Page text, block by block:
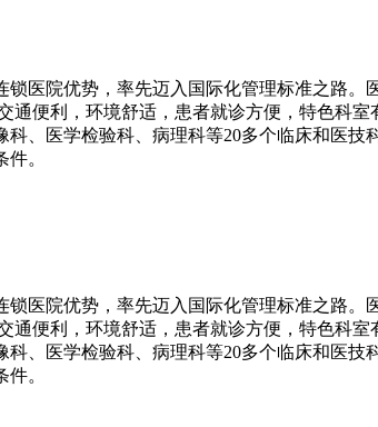
医院优势，率先迈入国际化管理标准之路。
便利，环境舒适，患者就诊方便，特色科
、医学检验科、病理科等20多个临床和医
。
医院优势，率先迈入国际化管理标准之路。
便利，环境舒适，患者就诊方便，特色科
、医学检验科、病理科等20多个临床和医
。